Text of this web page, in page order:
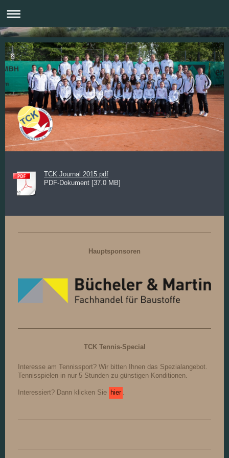
TCK Journal 2015.pdf
PDF-Dokument [37.0 MB]
Hauptsponsoren
TCK Tennis-Special
Interesse am Tennissport? Wir bitten Ihnen das Spezialangebot.
Tennisspielen in nur 5 Stunden zu günstigen Konditionen.
Interessiert? Dann klicken Sie hier .